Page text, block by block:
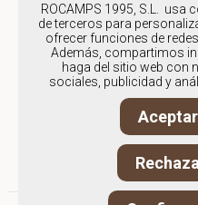
en
Los
gestionados
entregarán en
los pedidos
semana, el
partir
ROCAMPS 1995, S.L. usa
de terceros para
ofrecer funciones de
Además, compartimos
haga del sitio web con
sociales, publicidad y